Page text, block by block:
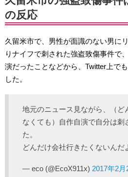
の反応
久留米市で、男性が面識のない男に
りナイフで刺された強盗致傷事件で
演だったことなどから、Twitter上で
した。
地元のニュース見ながら、（ど
なくても）自作自演で自分は刺
た。
どんだけ会社行きたくないんだ
— eco (@EcoX911x) 2017年2月